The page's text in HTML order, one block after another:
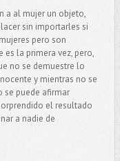
a al mujer un objeto,
sin importarles si
pero son
la primera vez, pero,
no se demuestre lo
y mientras no se
se puede afirmar
el resultado
a nadie de